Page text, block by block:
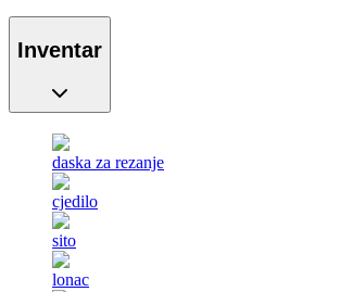
Inventar
daska za rezanje
cjedilo
sito
lonac